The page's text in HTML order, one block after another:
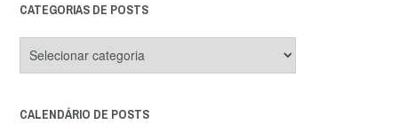
CATEGORIAS DE POSTS
de
CALENDÁRIO DE POSTS